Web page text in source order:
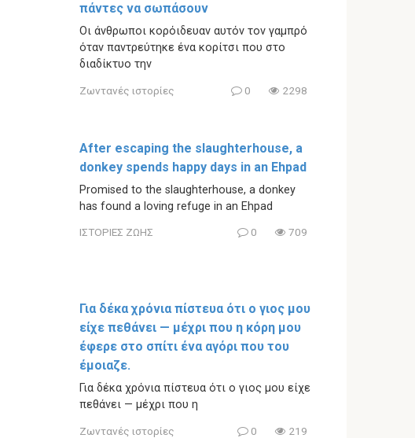
πάντες να σωπάσουν
Οι άνθρωποι κορόιδευαν αυτόν τον γαμπρό
όταν παντρεύτηκε ένα κορίτσι που στο
διαδίκτυο την
Ζωντανές ιστορίες 0 2298
After escaping the slaughterhouse, a
donkey spends happy days in an Ehpad
Promised to the slaughterhouse, a donkey
has found a loving refuge in an Ehpad
ΙΣΤΟΡΙΕΣ ΖΩΗΣ 0 709
Για δέκα χρόνια πίστευα ότι ο γιος μου
είχε πεθάνει — μέχρι που η κόρη μου
έφερε στο σπίτι ένα αγόρι που του
έμοιαζε.
Για δέκα χρόνια πίστευα ότι ο γιος μου είχε
πεθάνει — μέχρι που η
Ζωντανές ιστορίες 0 219